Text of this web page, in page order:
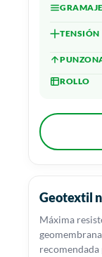
GRAMAJE
TENSIÓN
ROLLO
Geotextil
Máxima
recomendada